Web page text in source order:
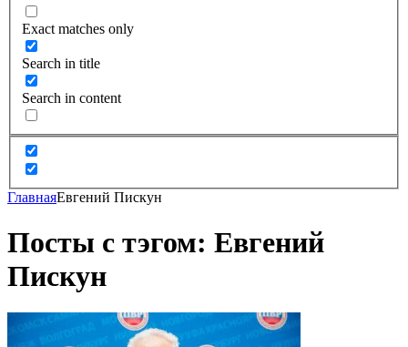
Exact matches only
Search in title
Search in content
ГлавнаяЕвгений Пискун
Посты с тэгом: Евгений
Пискун